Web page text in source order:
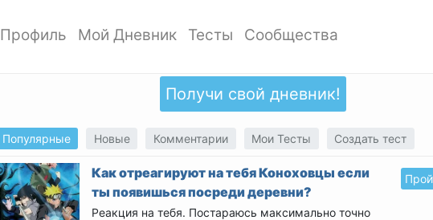
Профиль
Настройки аккаунта
Позитивки
Поиск
Мой Дневник
Добавить запись
Дизайн дневника
Обзор записей
Тесты
Добавить тест
Популярные тесты
Новые тесты
Сообщества
Создать сообщество
Обзор сообществ
Получи свой дневник!
Популярные Новые Комментарии Мои Тесты Создать тест
Как отреагируют на тебя Коноховцы если
ты появишься посреди деревни?
Реакция на тебя. Постараюсь максимально точно